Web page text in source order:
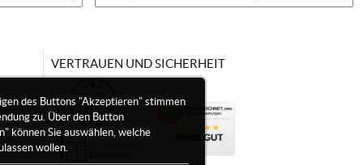
des Buttons "Akzeptieren" stimmen
zu. Über den Button
können Sie auswählen, welche
wollen.
VERTRAUEN UND SICHERHEIT